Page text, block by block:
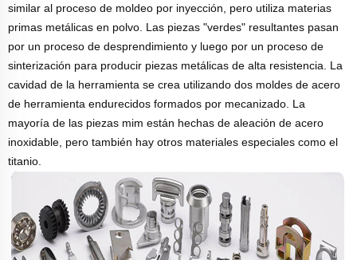
similar al proceso de moldeo por inyección, pero utiliza materias
primas metálicas en polvo. Las piezas "verdes" resultantes pasan
por un proceso de desprendimiento y luego por un proceso de
sinterización para producir piezas metálicas de alta resistencia. La
cavidad de la herramienta se crea utilizando dos moldes de acero
de herramienta endurecidos formados por mecanizado. La
mayoría de las piezas mim están hechas de aleación de acero
inoxidable, pero también hay otros materiales especiales como el
titanio.